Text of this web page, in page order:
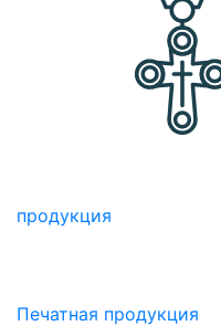
продукция
Печатная продукция